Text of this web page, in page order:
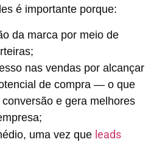
é importante porque:
da marca por meio de
nas vendas por alcançar
de compra — o que
e gera melhores
uma vez que leads